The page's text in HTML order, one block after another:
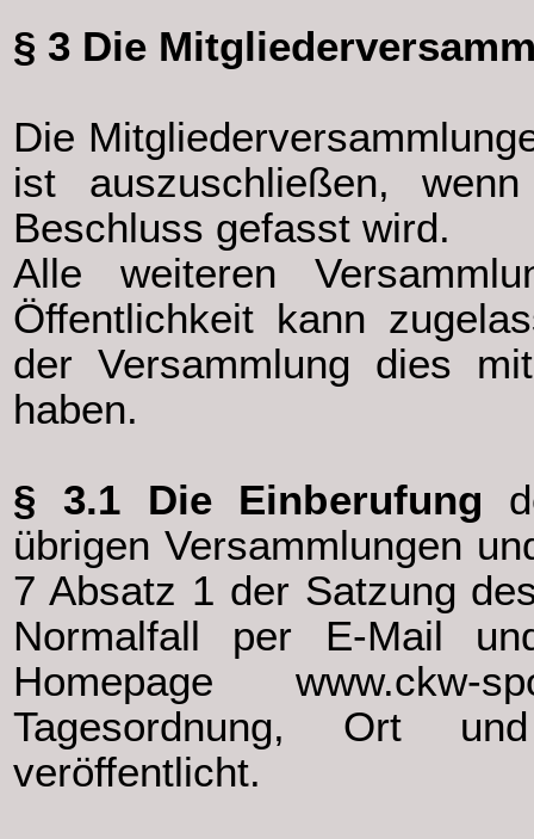
§ 3 Die
Die
ist auszuschließen,
Beschluss gefasst wird.
Alle weiteren
Öffentlichkeit kann
der Versammlung dies
haben.
§ 3.1 Die Einberufung
übrigen Versammlungen
7 Absatz 1 der Satzung
Normalfall per E-Mail
Homepage www.ckw-
Tagesordnung, Ort
veröffentlicht.